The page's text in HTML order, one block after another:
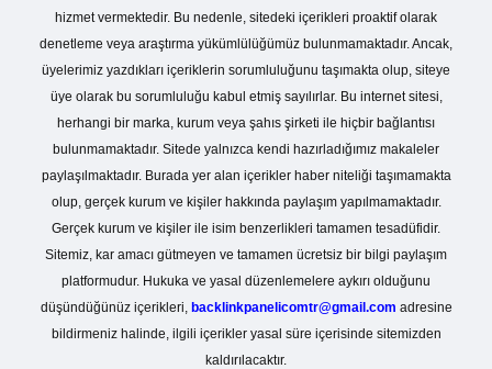
hizmet vermektedir. Bu nedenle, sitedeki içerikleri proaktif olarak
denetleme veya araştırma yükümlülüğümüz bulunmamaktadır. Ancak,
üyelerimiz yazdıkları içeriklerin sorumluluğunu taşımakta olup, siteye
üye olarak bu sorumluluğu kabul etmiş sayılırlar. Bu internet sitesi,
herhangi bir marka, kurum veya şahıs şirketi ile hiçbir bağlantısı
bulunmamaktadır. Sitede yalnızca kendi hazırladığımız makaleler
paylaşılmaktadır. Burada yer alan içerikler haber niteliği taşımamakta
olup, gerçek kurum ve kişiler hakkında paylaşım yapılmamaktadır.
Gerçek kurum ve kişiler ile isim benzerlikleri tamamen tesadüfidir.
Sitemiz, kar amacı gütmeyen ve tamamen ücretsiz bir bilgi paylaşım
platformudur. Hukuka ve yasal düzenlemelere aykırı olduğunu
düşündüğünüz içerikleri, backlinkpanelicomtr@gmail.com adresine
bildirmeniz halinde, ilgili içerikler yasal süre içerisinde sitemizden
kaldırılacaktır.